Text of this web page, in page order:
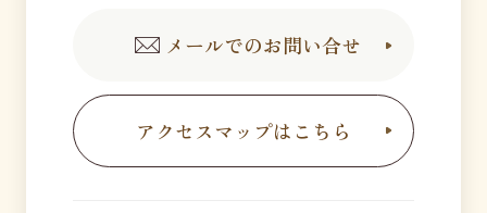
メールでのお問い合せ
アクセスマップはこちら